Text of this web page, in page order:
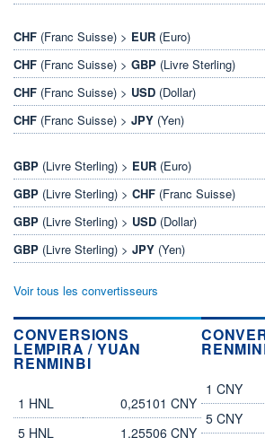
CHF (Franc Suisse) > EUR (Euro)
CHF (Franc Suisse) > GBP (Livre Sterling)
CHF (Franc Suisse) > USD (Dollar)
CHF (Franc Suisse) > JPY (Yen)
GBP (Livre Sterling) > EUR (Euro)
GBP (Livre Sterling) > CHF (Franc Suisse)
GBP (Livre Sterling) > USD (Dollar)
GBP (Livre Sterling) > JPY (Yen)
Voir tous les convertisseurs
CONVERSIONS
LEMPIRA / YUAN
RENMINBI
lempira
yuan renminbi
1 HNL
0,25101 CNY
5 HNL
1,25506 CNY
yuan
lempira
1 CNY
5 CNY